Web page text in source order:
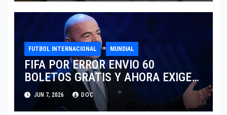
FUTBOL INTERNACIONAL MUNDIAL
FIFA POR ERROR ENVIO 60
BOLETOS GRATIS Y AHORA EXIGE
COBRO.
JUN 7, 2026 DOC